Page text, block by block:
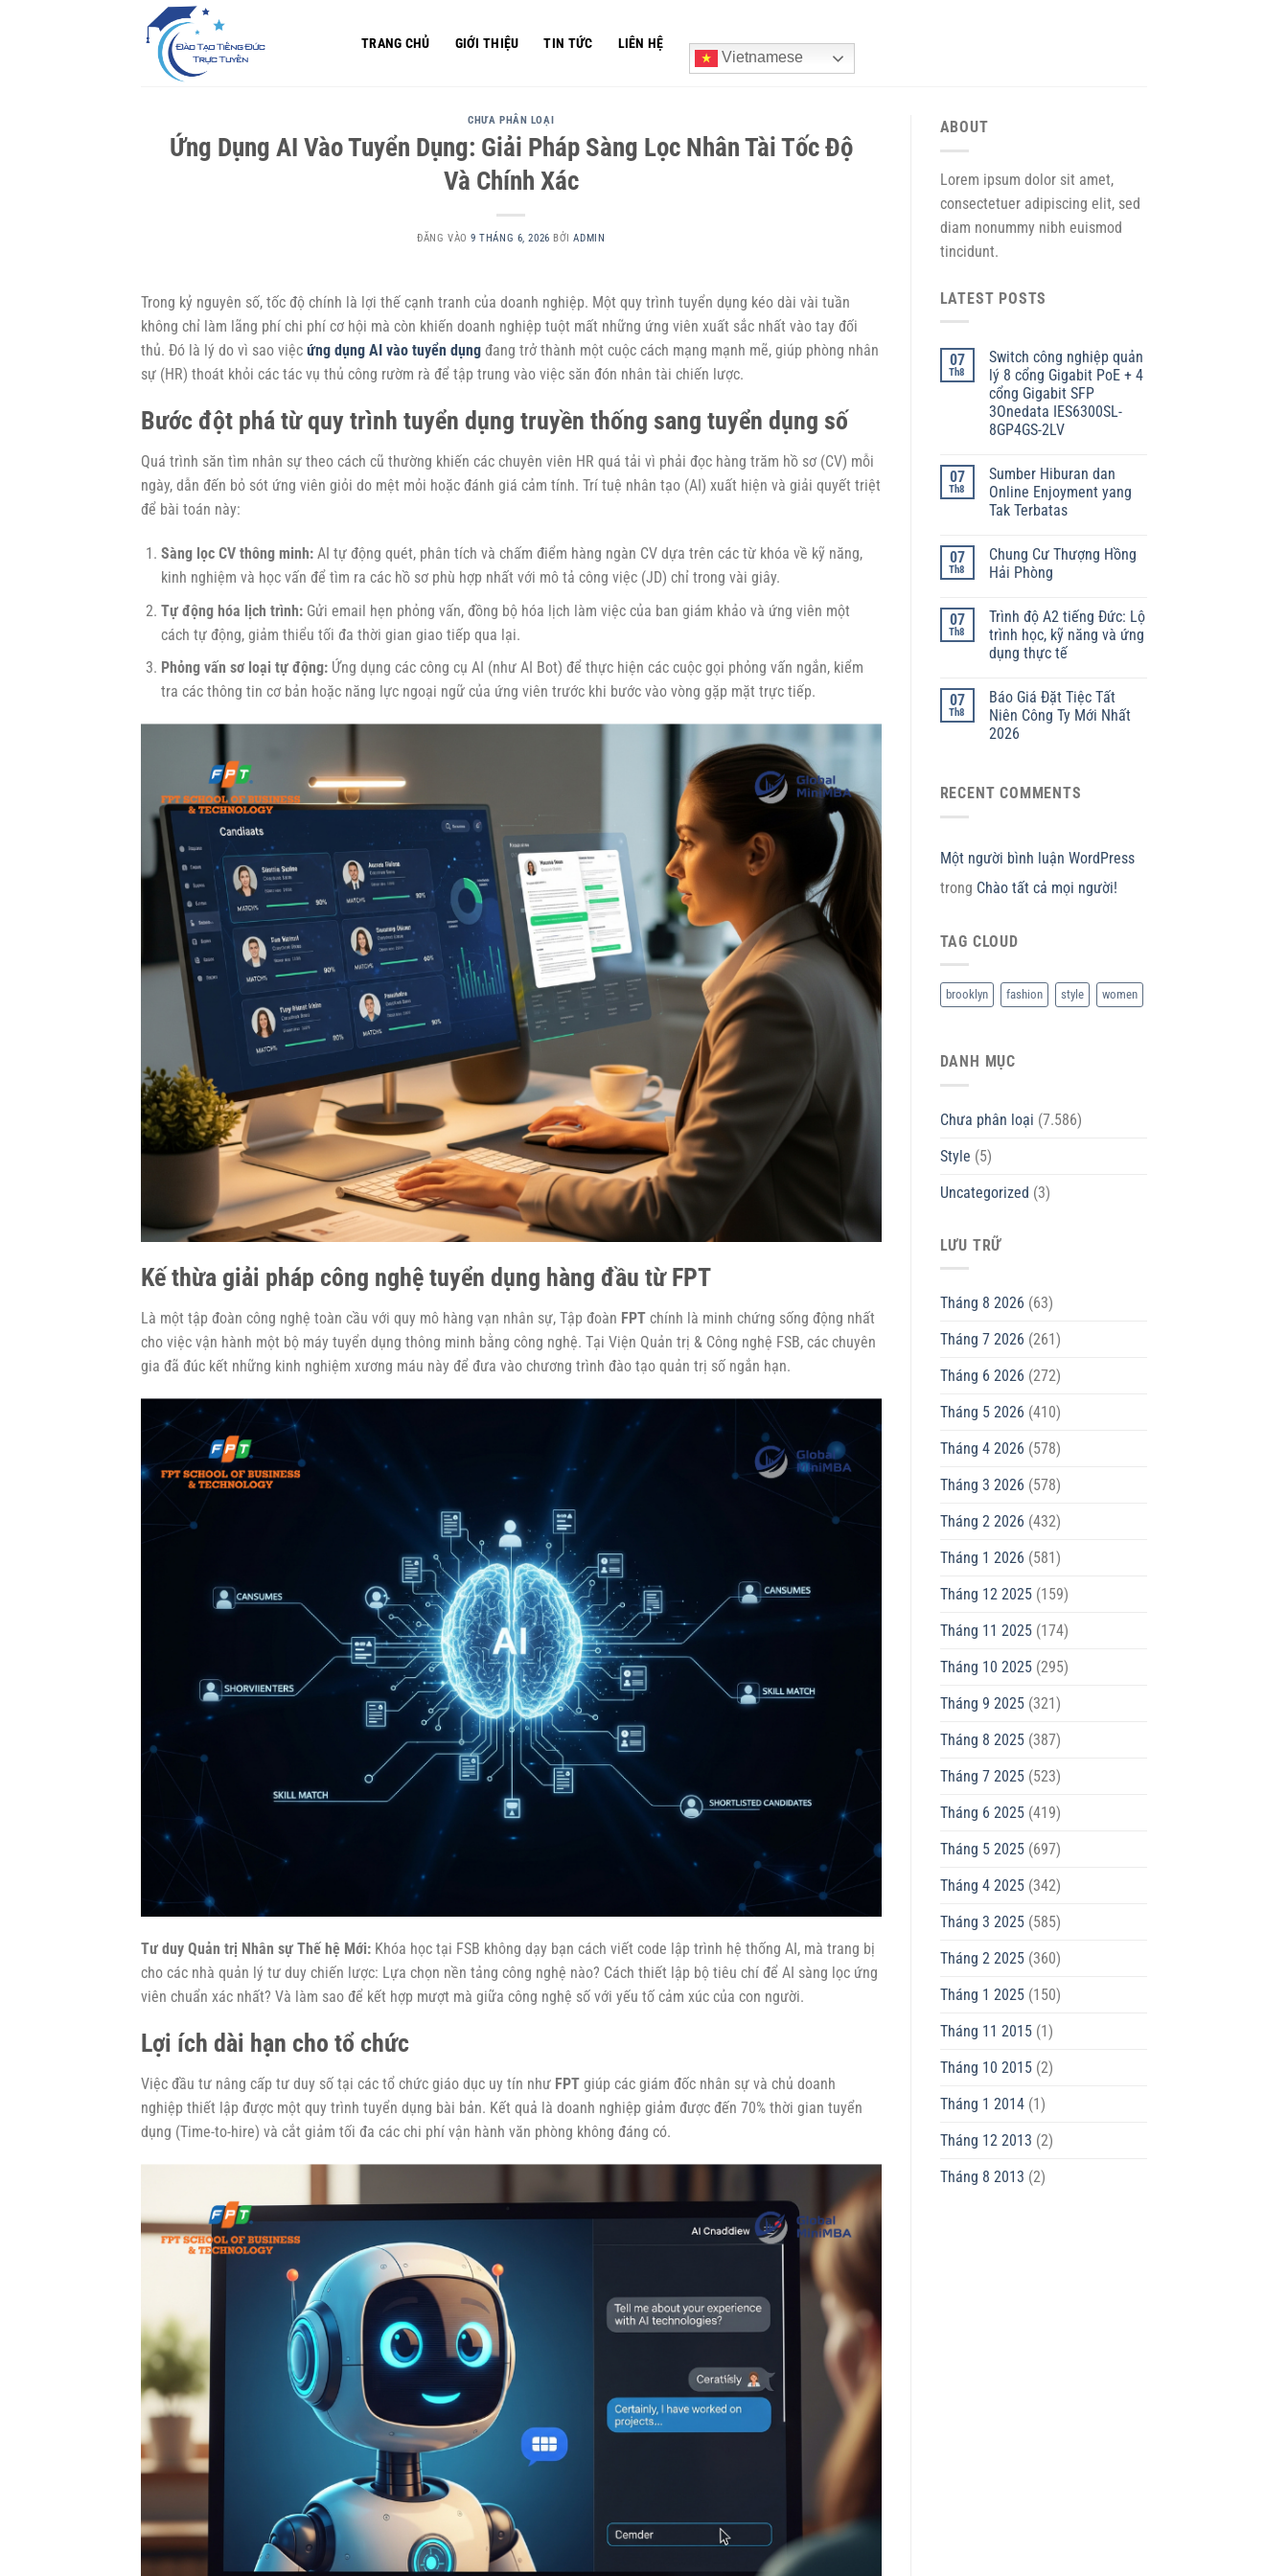
TRANG CHỦ GIỚI THIỆU TIN TỨC
LIÊN HỆ
Vietnamese
CHƯA PHÂN LOẠI
Ứng Dụng AI Vào Tuyển Dụng: Giải Pháp Sàng Lọc Nhân Tài Tốc Độ
Và Chính Xác
ĐĂNG VÀO9 THÁNG 6, 2026 BỞIADMIN
Trong kỷ nguyên số, tốc độ chính là lợi thế cạnh tranh của doanh nghiệp. Một quy trình tuyển dụng kéo dài vài tuần
không chỉ làm lãng phí chi phí cơ hội mà còn khiến doanh nghiệp tuột mất những ứng viên xuất sắc nhất vào tay đối
thủ. Đó là lý do vì sao việc ứng dụng AI vào tuyển dụng đang trở thành một cuộc cách mạng mạnh mẽ, giúp phòng nhân
sự (HR) thoát khỏi các tác vụ thủ công rườm rà để tập trung vào việc săn đón nhân tài chiến lược.
Bước đột phá từ quy trình tuyển dụng truyền thống sang tuyển dụng số
Quá trình săn tìm nhân sự theo cách cũ thường khiến các chuyên viên HR quá tải vì phải đọc hàng trăm hồ sơ (CV) mỗi
ngày, dẫn đến bỏ sót ứng viên giỏi do mệt mỏi hoặc đánh giá cảm tính. Trí tuệ nhân tạo (AI) xuất hiện và giải quyết triệt
để bài toán này:
Sàng lọc CV thông minh:AI tự động quét, phân tích và chấm điểm hàng ngàn CV dựa trên các từ khóa về kỹ năng,
kinh nghiệm và học vấn để tìm ra các hồ sơ phù hợp nhất với mô tả công việc (JD) chỉ trong vài giây.
Tự động hóa lịch trình:Gửi email hẹn phỏng vấn, đồng bộ hóa lịch làm việc của ban giám khảo và ứng viên một
cách tự động, giảm thiểu tối đa thời gian giao tiếp qua lại.
Phỏng vấn sơ loại tự động:Ứng dụng các công cụ AI (như AI Bot) để thực hiện các cuộc gọi phỏng vấn ngắn, kiểm
tra các thông tin cơ bản hoặc năng lực ngoại ngữ của ứng viên trước khi bước vào vòng gặp mặt trực tiếp.
Kế thừa giải pháp công nghệ tuyển dụng hàng đầu từ FPT
Là một tập đoàn công nghệ toàn cầu với quy mô hàng vạn nhân sự, Tập đoàn FPT chính là minh chứng sống động nhất
cho việc vận hành một bộ máy tuyển dụng thông minh bằng công nghệ. Tại Viện Quản trị & Công nghệ FSB, các chuyên
gia đã đúc kết những kinh nghiệm xương máu này để đưa vào chương trình đào tạo quản trị số ngắn hạn.
Tư duy Quản trị Nhân sự Thế hệ Mới: Khóa học tại FSB không dạy bạn cách viết code lập trình hệ thống AI, mà trang bị
cho các nhà quản lý tư duy chiến lược: Lựa chọn nền tảng công nghệ nào? Cách thiết lập bộ tiêu chí để AI sàng lọc ứng
viên chuẩn xác nhất? Và làm sao để kết hợp mượt mà giữa công nghệ số với yếu tố cảm xúc của con người.
Lợi ích dài hạn cho tổ chức
Việc đầu tư nâng cấp tư duy số tại các tổ chức giáo dục uy tín như FPT giúp các giám đốc nhân sự và chủ doanh
nghiệp thiết lập được một quy trình tuyển dụng bài bản. Kết quả là doanh nghiệp giảm được đến 70% thời gian tuyển
dụng (Time-to-hire) và cắt giảm tối đa các chi phí vận hành văn phòng không đáng có.
ABOUT
Lorem ipsum dolor sit amet,
consectetuer adipiscing elit, sed
diam nonummy nibh euismod
tincidunt.
LATEST POSTS
07
Th8
Switch công nghiệp quản
lý 8 cổng Gigabit PoE + 4
cổng Gigabit SFP
3Onedata IES6300SL-
8GP4GS-2LV
07
Th8
Sumber Hiburan dan
Online Enjoyment yang
Tak Terbatas
07
Th8
Chung Cư Thượng Hồng
Hải Phòng
07
Th8
Trình độ A2 tiếng Đức: Lộ
trình học, kỹ năng và ứng
dụng thực tế
07
Th8
Báo Giá Đặt Tiệc Tất
Niên Công Ty Mới Nhất
2026
RECENT COMMENTS
Một người bình luận WordPress
trong Chào tất cả mọi người!
TAG CLOUD
brooklyn fashion style women
DANH MỤC
Chưa phân loại (7.586)
Style (5)
Uncategorized (3)
LƯU TRỮ
Tháng 8 2026 (63)
Tháng 7 2026 (261)
Tháng 6 2026 (272)
Tháng 5 2026 (410)
Tháng 4 2026 (578)
Tháng 3 2026 (578)
Tháng 2 2026 (432)
Tháng 1 2026 (581)
Tháng 12 2025(159)
Tháng 11 2025(174)
Tháng 10 2025(295)
Tháng 9 2025(321)
Tháng 8 2025(387)
Tháng 7 2025(523)
Tháng 6 2025(419)
Tháng 5 2025(697)
Tháng 4 2025(342)
Tháng 3 2025(585)
Tháng 2 2025(360)
Tháng 1 2025(150)
Tháng 11 2015(1)
Tháng 10 2015(2)
Tháng 1 2014(1)
Tháng 12 2013 (2)
Tháng 8 2013 (2)